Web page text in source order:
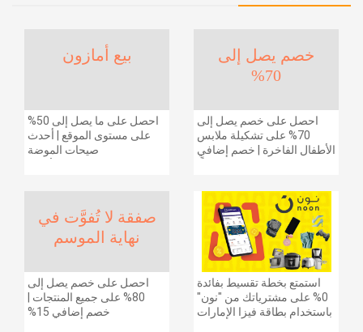
بيع أمازون
احصل على ما يصل إلى 50%
على مستوى الموقع | أحدث
صيحات الموضة
خصم يصل إلى
70%
احصل على خصم يصل إلى
70% على تشكيلة ملابس
الأطفال الفاخرة | خصم إضافي
صفقة لا تُفوَّت في
نهاية الموسم
احصل على خصم يصل إلى
80% على جميع المنتجات |
خصم إضافي 15%
استمتع بخطة تقسيط بفائدة
0% على مشترياتك من "نون"
باستخدام بطاقة فيزا الإمارات